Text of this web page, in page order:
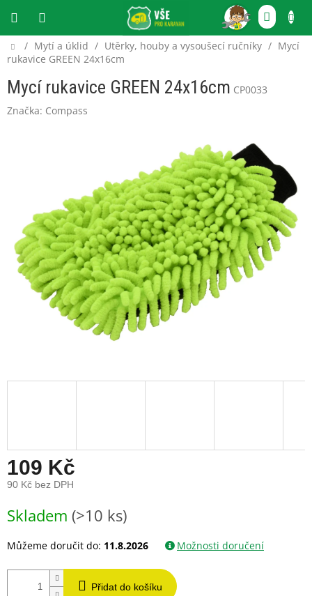
obsah
CZK
Domů
/ Mytí a úklid / Utěrky, houby a vysoušecí ručníky / Mycí
rukavice GREEN 24x16cm
Mycí rukavice GREEN 24x16cm CP0033
Značka: Compass
109 Kč
90 Kč bez DPH
cena:
Skladem (>10 ks)
Můžeme doručit do: 11.8.2026 Možnosti doručení
Přidat do košíku